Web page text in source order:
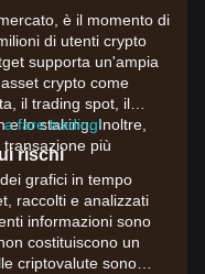
è il momento di
di utenti crypto
supporta un'ampia
crypto come
il trading spot, il
e lo staking. Inoltre,
più
fare trading!
rischi
grafici in tempo
raccolti e analizzati
informazioni sono
costituiscono un
criptovalute sono